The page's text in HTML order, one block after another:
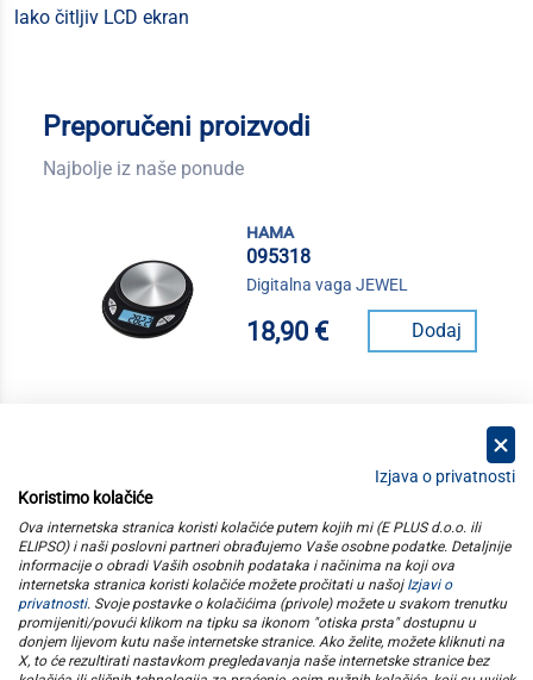
lako čitljiv LCD ekran
Preporučeni proizvodi
Najbolje iz naše ponude
hama
095318
Digitalna vaga JEWEL
18,90 € Dodaj
kategorije
elipso
informacije
Izjava o privatnosti
Koristimo kolačiće
Ova internetska stranica koristi kolačiće putem kojih mi (E PLUS d.o.o. ili
ELIPSO) i naši poslovni partneri obrađujemo Vaše osobne podatke. Detaljnije
informacije o obradi Vaših osobnih podataka i načinima na koji ova
internetska stranica koristi kolačiće možete pročitati u našoj Izjavi o
privatnosti. Svoje postavke o kolačićima (privole) možete u svakom trenutku
promijeniti/povući klikom na tipku sa ikonom "otiska prsta" dostupnu u
donjem lijevom kutu naše internetske stranice. Ako želite, možete kliknuti na
X, to će rezultirati nastavkom pregledavanja naše internetske stranice bez